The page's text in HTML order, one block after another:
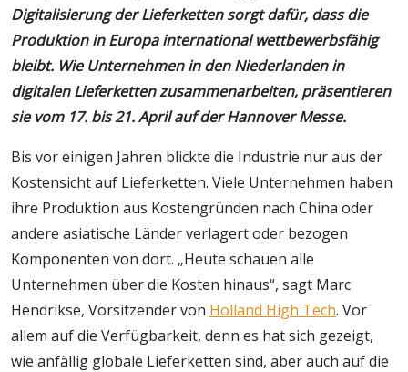
Digitalisierung der Lieferketten sorgt dafür, dass die
Produktion in Europa international wettbewerbsfähig
bleibt. Wie Unternehmen in den Niederlanden in
digitalen Lieferketten zusammenarbeiten, präsentieren
sie vom 17. bis 21. April auf der Hannover Messe.
Bis vor einigen Jahren blickte die Industrie nur aus der
Kostensicht auf Lieferketten. Viele Unternehmen haben
ihre Produktion aus Kostengründen nach China oder
andere asiatische Länder verlagert oder bezogen
Komponenten von dort. „Heute schauen alle
Unternehmen über die Kosten hinaus“, sagt Marc
Hendrikse, Vorsitzender von Holland High Tech. Vor
allem auf die Verfügbarkeit, denn es hat sich gezeigt,
wie anfällig globale Lieferketten sind, aber auch auf die